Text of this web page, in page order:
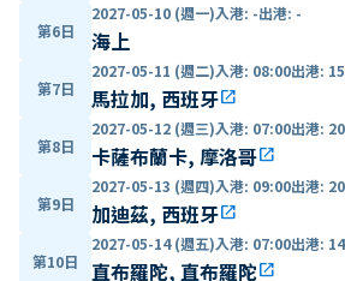
第6日
2027-05-10 (週一)入港: -出港: -
海上
第7日
2027-05-11 (週二)入港: 08:00出港:
馬拉加, 西班牙open_in_new
第8日
2027-05-12 (週三)入港: 07:00出港:
卡薩布蘭卡, 摩洛哥open_in_new
第9日
2027-05-13 (週四)入港: 09:00出港:
加迪茲, 西班牙open_in_new
第10日
2027-05-14 (週五)入港: 07:00出港:
直布羅陀, 直布羅陀open_in_new